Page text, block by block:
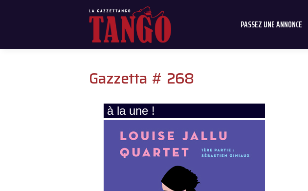
PASSEZ UNE ANNONCE
Gazzetta # 268
à la une !